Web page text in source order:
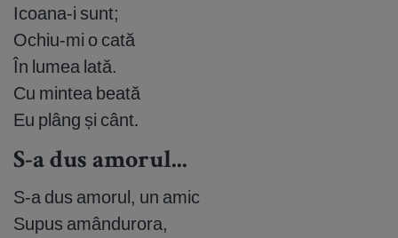
Icoana-i sunt;
Ochiu-mi o cată
În lumea lată.
Cu mintea beată
Eu plâng și cânt.
S-a dus amorul...
S-a dus amorul, un amic
Supus amândurora,